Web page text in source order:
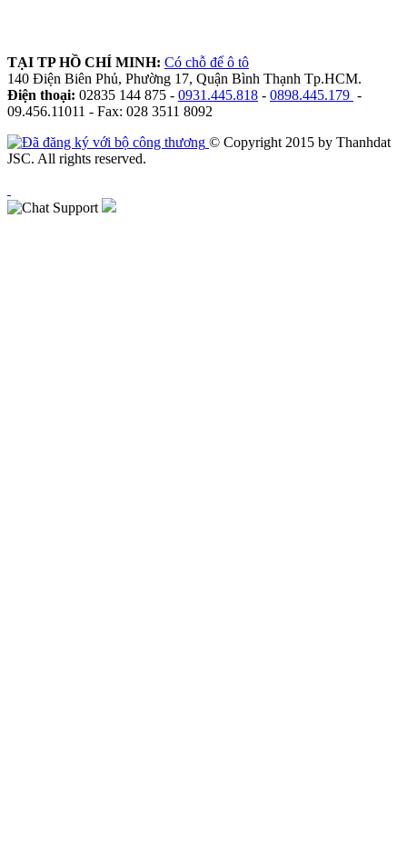
TẠI TP HỒ CHÍ MINH: Có chỗ để ô tô
140 Điện Biên Phủ, Phường 17, Quận Bình Thạnh Tp.HCM.
Điện thoại: 02835 144 875 - 0931.445.818 - 0898.445.179 -
09.456.11011 - Fax: 028 3511 8092
© Copyright 2015 by Thanhdat
JSC. All rights reserved.